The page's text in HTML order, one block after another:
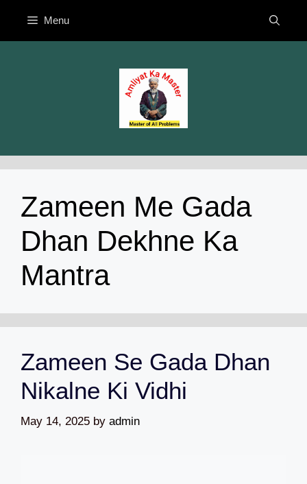
content
Menu
Zameen Me Gada
Dhan Dekhne Ka
Mantra
Zameen Se Gada Dhan
Nikalne Ki Vidhi
May 14, 2025 by admin